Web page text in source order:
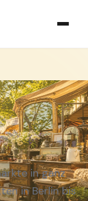
in ganz
in Berlin bis